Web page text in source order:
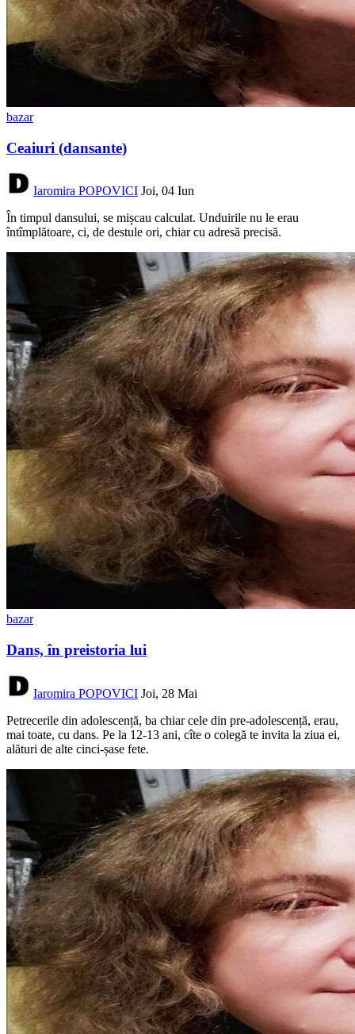
bazar
Ceaiuri (dansante)
Iaromira POPOVICI Joi, 04 Iun
În timpul dansului, se mișcau calculat. Unduirile nu le erau
întîmplătoare, ci, de destule ori, chiar cu adresă precisă.
bazar
Dans, în preistoria lui
Iaromira POPOVICI Joi, 28 Mai
Petrecerile din adolescență, ba chiar cele din pre-adolescență, erau,
mai toate, cu dans. Pe la 12-13 ani, cîte o colegă te invita la ziua ei,
alături de alte cinci-șase fete.